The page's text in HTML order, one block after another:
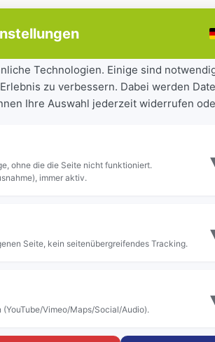
weiter
laufenden
besser
und Bürger sowie
Die neuen MV-
allem die Bezeichnung
Liniennummern werden
Technologien. Einige sind
zu verbessern. Dabei werden
Ihre Auswahl jederzeit widerrufen
ohne die die Seite nicht funktioniert.
immer aktiv.
Seite, kein seitenübergreifendes Tracking.
Vimeo/Maps/Social/Audio).